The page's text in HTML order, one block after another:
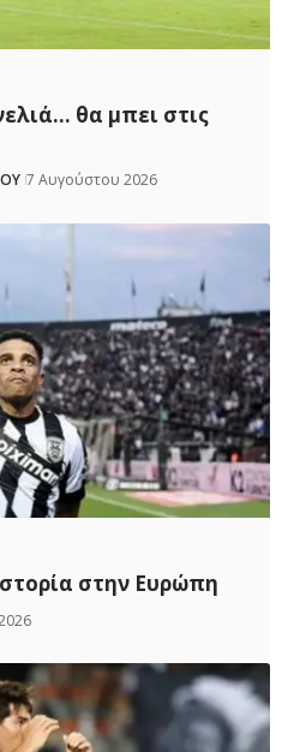
θα μπει στις
7 Αυγούστου 2026
στην Ευρώπη